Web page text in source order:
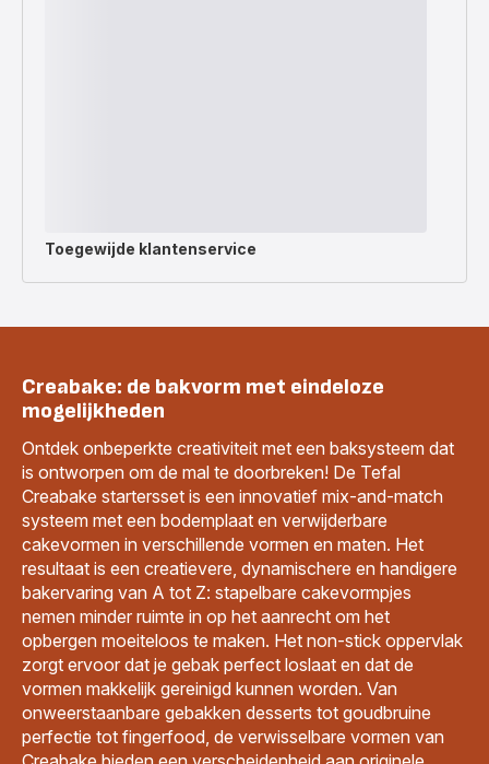
Toegewijde klantenservice
Creabake: de bakvorm met eindeloze
mogelijkheden
Ontdek onbeperkte creativiteit met een baksysteem dat
is ontworpen om de mal te doorbreken! De Tefal
Creabake startersset is een innovatief mix-and-match
systeem met een bodemplaat en verwijderbare
cakevormen in verschillende vormen en maten. Het
resultaat is een creatievere, dynamischere en handigere
bakervaring van A tot Z: stapelbare cakevormpjes
nemen minder ruimte in op het aanrecht om het
opbergen moeiteloos te maken. Het non-stick oppervlak
zorgt ervoor dat je gebak perfect loslaat en dat de
vormen makkelijk gereinigd kunnen worden. Van
onweerstaanbare gebakken desserts tot goudbruine
perfectie tot fingerfood, de verwisselbare vormen van